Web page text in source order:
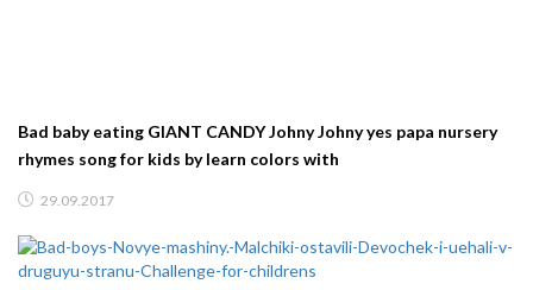
Bad baby eating GIANT CANDY Johny Johny yes papa nursery
rhymes song for kids by learn colors with
29.09.2017